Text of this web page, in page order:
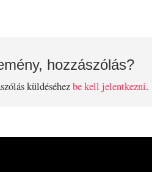
hozzászólás?
küldéséhezbe kell jelentkezni.